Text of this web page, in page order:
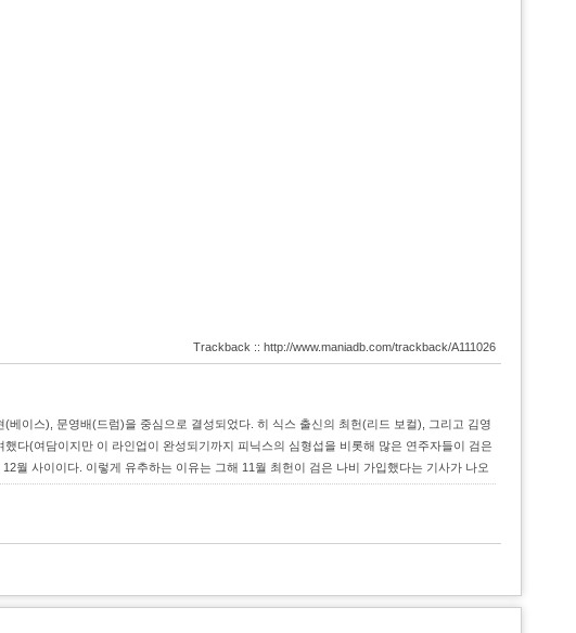
Trackback :: http://www.maniadb.com/trackback/A111026
이스), 문영배(드럼)을 중심으로 결성되었다. 히 식스 출신의 최헌(리드 보컬), 그리고 김영
다(여담이지만 이 라인업이 완성되기까지 피닉스의 심형섭을 비롯해 많은 연주자들이 검은
월 사이이다. 이렇게 유추하는 이유는 그해 11월 최헌이 검은 나비 가입했다는 기사가 나오
게 히트했다. 석유 파동으로 음반업계가 고전을 면치 못하고 있었고 1975년에 5만장 이상